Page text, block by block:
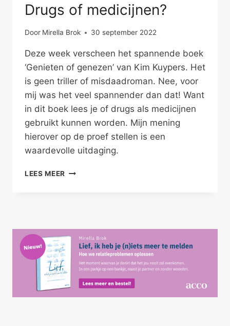
Drugs of medicijnen?
Door Mirella Brok 30 september 2022
Deze week verscheen het spannende boek
‘Genieten of genezen’ van Kim Kuypers. Het
is geen triller of misdaadroman. Nee, voor
mij was het veel spannender dan dat! Want
in dit boek lees je of drugs als medicijnen
gebruikt kunnen worden. Mijn mening
hierover op de proef stellen is een
waardevolle uitdaging.
LEES MEER DRUGS